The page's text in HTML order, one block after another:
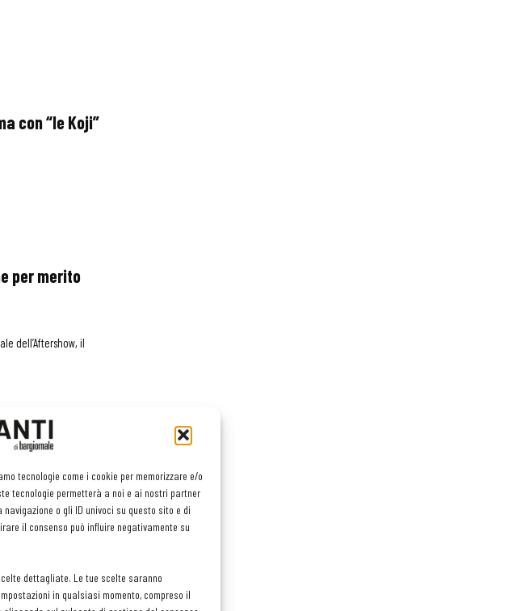
tecnologie come i cookie per memorizzare e/o
tecnologie permetterà a noi e ai nostri partner
o gli ID univoci su questo sito e di
il consenso può influire negativamente su
dettagliate. Le tue scelte saranno
in qualsiasi momento, compreso il
con “Ie Koji”
per merito
dell’Aftershow, il
lo
Milano che nel
al celebre Champagne